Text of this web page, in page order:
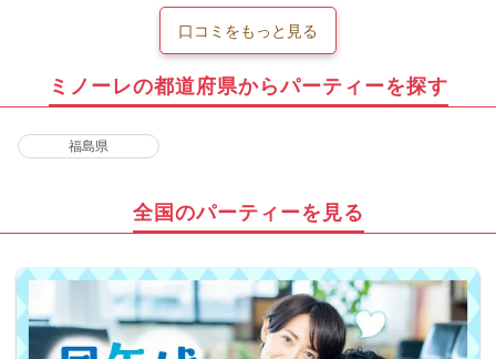
口コミをもっと見る
ミノーレの都道府県からパーティーを探す
福島県
全国のパーティーを見る